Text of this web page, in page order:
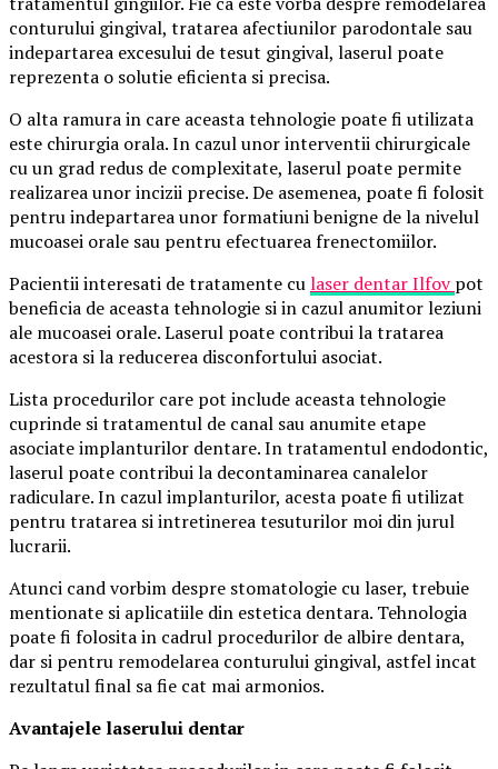
conturului gingival, tratarea afectiunilor parodontale sau
indepartarea excesului de tesut gingival, laserul poate
reprezenta o solutie eficienta si precisa.
O alta ramura in care aceasta tehnologie poate fi utilizata
este chirurgia orala. In cazul unor interventii chirurgicale
cu un grad redus de complexitate, laserul poate permite
realizarea unor incizii precise. De asemenea, poate fi folosit
pentru indepartarea unor formatiuni benigne de la nivelul
mucoasei orale sau pentru efectuarea frenectomiilor.
Pacientii interesati de tratamente culaser dentar Ilfovpot
beneficia de aceasta tehnologie si in cazul anumitor leziuni
ale mucoasei orale. Laserul poate contribui la tratarea
acestora si la reducerea disconfortului asociat.
Lista procedurilor care pot include aceasta tehnologie
cuprinde si tratamentul de canal sau anumite etape
asociate implanturilor dentare. In tratamentul endodontic,
laserul poate contribui la decontaminarea canalelor
radiculare. In cazul implanturilor, acesta poate fi utilizat
pentru tratarea si intretinerea tesuturilor moi din jurul
lucrarii.
Atunci cand vorbim despre stomatologie cu laser, trebuie
mentionate si aplicatiile din estetica dentara. Tehnologia
poate fi folosita in cadrul procedurilor de albire dentara,
dar si pentru remodelarea conturului gingival, astfel incat
rezultatul final sa fie cat mai armonios.
Avantajele laserului dentar